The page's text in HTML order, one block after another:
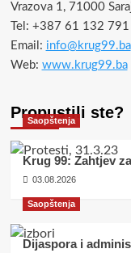
Vrazova 1, 71000
Tel: +387 61 132 791
Email: info@krug99.ba
Web: www.krug99.ba
Propustili ste?
Saopštenja
Krug 99: Zahtjev
03.08.2026
Saopštenja
Dijaspora i